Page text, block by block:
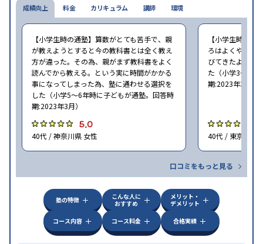
成績向上
【小学生時の通塾】算数がとても苦手で、親
が教えようとすると今の教科書とは全く教え
方が違った。その為、親がまず教科書をよく
読んでから教える。という実に時間がかかる
事になってしまった為、塾に通わせる選択を
した（小学5〜6年時に子どもが通塾。回答時
期:2023年3月）
5.0
40代 / 神奈川県 女性
【小学生時の通
ろはよくやり方
びてきたようで
た（小学3〜6年
期:2023年3月）
40代 / 東京都 女
口コミをもっと見る
料金 カリキュラム 講師 環境
塾の特徴
こんな人に
おすすめ
メリット・
デメリット
コース内容
コース料金 合格実績